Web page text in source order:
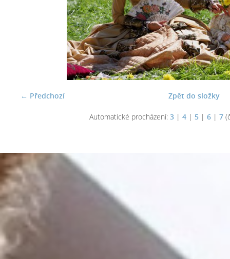
← Předchozí Zpět do složky
Automatické procházení: 3| 4| 5| 6| 7